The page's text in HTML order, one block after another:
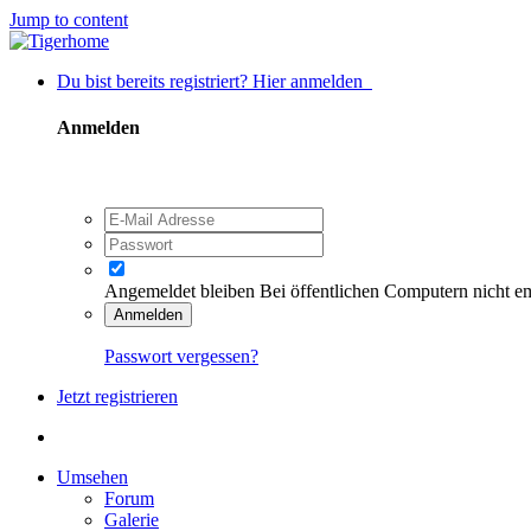
Jump to content
Du bist bereits registriert? Hier anmelden
Anmelden
Angemeldet bleiben Bei öffentlichen Computern nicht
Anmelden
Passwort vergessen?
Jetzt registrieren
Umsehen
Forum
Galerie